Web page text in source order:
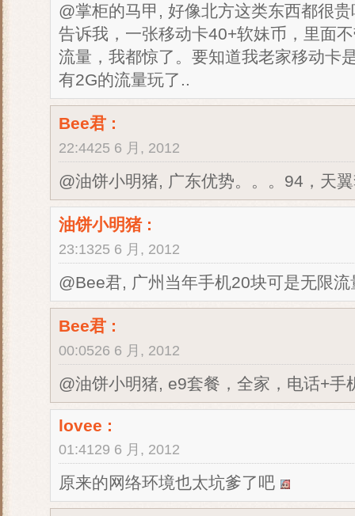
@掌柜的马甲, 好像北方这类东西都很
告诉我，一张移动卡40+软妹币，里面
流量，我都惊了。要知道我老家移动卡
有2G的流量玩了..
Bee君 :
22:4425 6 月, 2012
@油饼小明猪, 广东优势。。。94，天
油饼小明猪:
23:1325 6 月, 2012
@Bee君, 广州当年手机20块可是无限流
Bee君 :
00:0526 6 月, 2012
@油饼小明猪, e9套餐，全家，电话+手
lovee :
01:4129 6 月, 2012
原来的网络环境也太坑爹了吧